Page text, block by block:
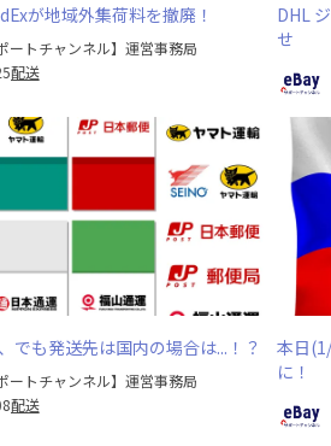
が地域外集荷料を撤廃！
ートチャンネル】運営事務局
配送
DHL
せ
でも発送先は国内の場合は...！？
ートチャンネル】運営事務局
配送
本日
に！